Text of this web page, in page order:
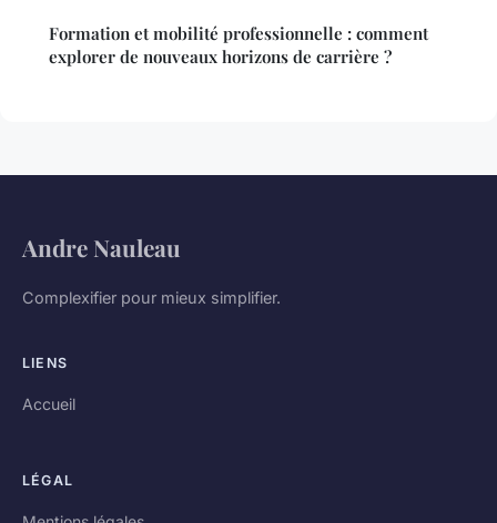
Formation et mobilité professionnelle : comment
explorer de nouveaux horizons de carrière ?
Andre Nauleau
Complexifier pour mieux simplifier.
LIENS
Accueil
LÉGAL